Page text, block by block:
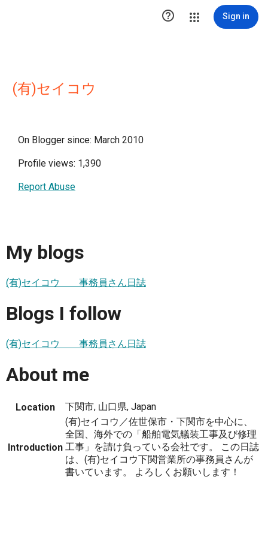
 Sign in
(有)セイコウ
On Blogger since: March 2010
Profile views: 1,390
Report Abuse
My blogs
(有)セイコウ 事務員さん日誌
Blogs I follow
(有)セイコウ 事務員さん日誌
About me
Location 下関市, 山口県, Japan
Introduction
(有)セイコウ／佐世保市・下関市を中心に、
全国、海外での「船舶電気艤装工事及び修理
工事」を請け負っている会社です。 この日誌
は、(有)セイコウ下関営業所の事務員さんが
書いています。 よろしくお願いします！